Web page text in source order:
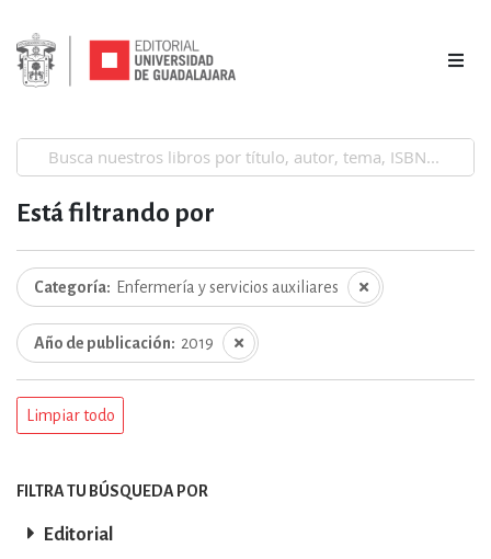
Está filtrando por
Categoría Enfermería y servicios auxiliares
Año de publicación 2019
Limpiar todo
FILTRA TU BÚSQUEDA POR
Editorial